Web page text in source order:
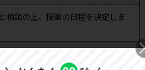
相談の上、授業の日程を決定しま